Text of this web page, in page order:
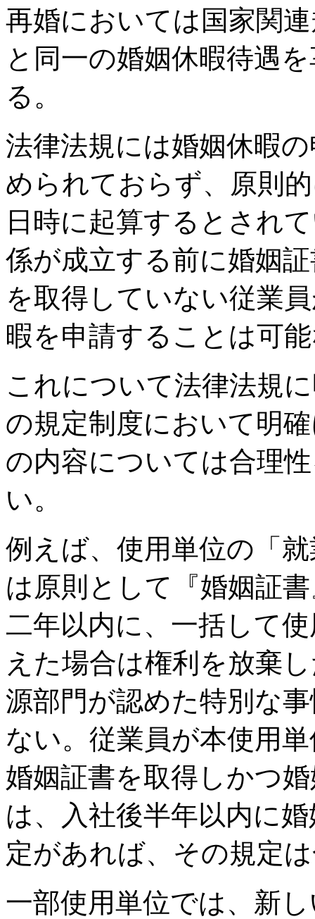
再婚においては国家関
と同一の婚姻休暇待遇
る。
法律法規には婚姻休暇
められておらず、原則
日時に起算するとされ
係が成立する前に婚姻
を取得していない従業
暇を申請することは可
これについて法律法規
の規定制度において明
の内容については合理
い。
例えば、使用単位の「
は原則として『婚姻証
二年以内に、一括して
えた場合は権利を放棄
源部門が認めた特別な
ない。従業員が本使用
婚姻証書を取得しかつ
は、入社後半年以内に
定があれば、その規定
一部使用単位では、新